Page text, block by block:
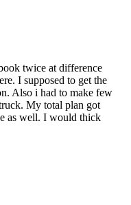
twice at difference
I supposed to get the
Also i had to make few
My total plan got
as well. I would thick